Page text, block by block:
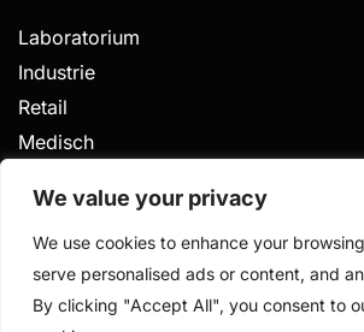
We value your privacy
We use cookies to enhance your
serve personalised ads or content, and
By clicking "Accept All", you consent to
Laboratorium
Industrie
Retail
Medisch
Privacy Algemene